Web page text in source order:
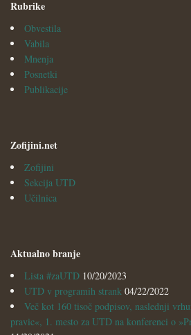
Rubrike
Obvestila
Vabila
Mnenja
Posnetki
Publikacije
Zofijini.net
Zofijini
Sekcija UTD
Učilnica
Aktualno branje
Lista #zaUTD 10/20/2023
UTD v programih strank 04/22/2022
Več kot 160 tisoč podpisov, naslednji
pravic«, 1. mesto za UTD na konferenci o